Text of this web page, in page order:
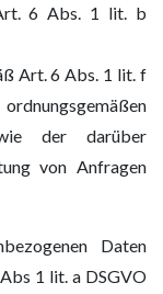
6 Abs. 1 lit. b
Art. 6 Abs. 1 lit. f
der darüber
von Anfragen
Daten
1 lit. a DSGVO